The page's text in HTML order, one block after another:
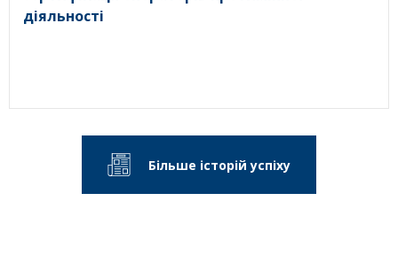
діяльності
Більше історій успіху